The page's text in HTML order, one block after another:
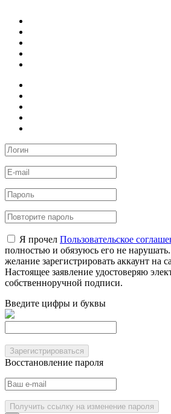
Я прочел Пользовательское
полностью и обязуюсь его не
желание зарегистрировать аккаунт на
Настоящее заявление удостоверяю
собственноручной подписи.
Введите цифры и буквы
Зарегистрироваться
Восстановление пароля
Получить ссылку на изменение пароля